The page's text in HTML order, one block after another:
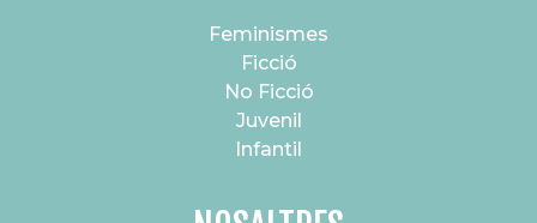
Feminismes
Ficció
No Ficció
Juvenil
Infantil